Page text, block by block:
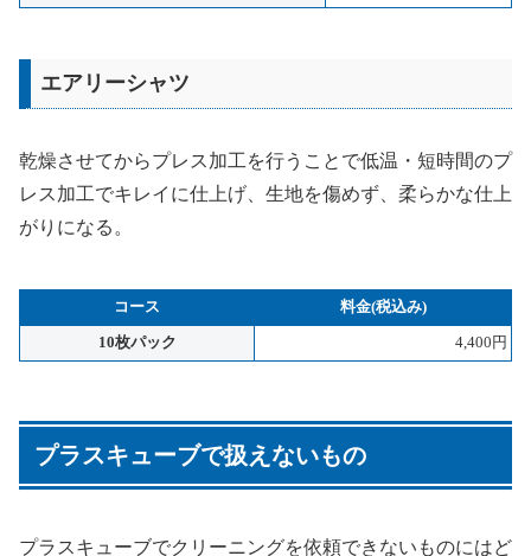
エアリーシャツ
乾燥させてからプレス加工を行うことで低温・短時間のプ
レス加工でキレイに仕上げ、生地を傷めず、柔らかな仕上
がりになる。
コース 料金(税込み)
10枚パック 4,400円
プラスキューブで扱えないもの
プラスキューブでクリーニングを依頼できないものにはど